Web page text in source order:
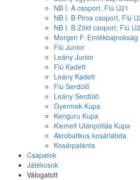
NB I. A csoport, Fiú U21
NB I. B Piros csoport, Fiú
NB I. B Zöld csoport, Fiú
Morgen F. Emlékbajnokság
Fiú Junior
Leány Junior
Fiú Kadett
Leány Kadett
Fiú Serdülő
Leány Serdülő
Gyermek Kupa
Kenguru Kupa
Kiemelt Utánpótlás Kupa
Akrobatikus kosárlabda
Kosárpalánta
Csapatok
Játékosok
Válogatott